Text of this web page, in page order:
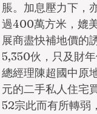
脹。加息壓力下，
過400萬方米，媲
展商盡快補地價的
5,350伙，只及財
總經理陳超國中原
元的二手私人住宅
52宗此而有所轉弱